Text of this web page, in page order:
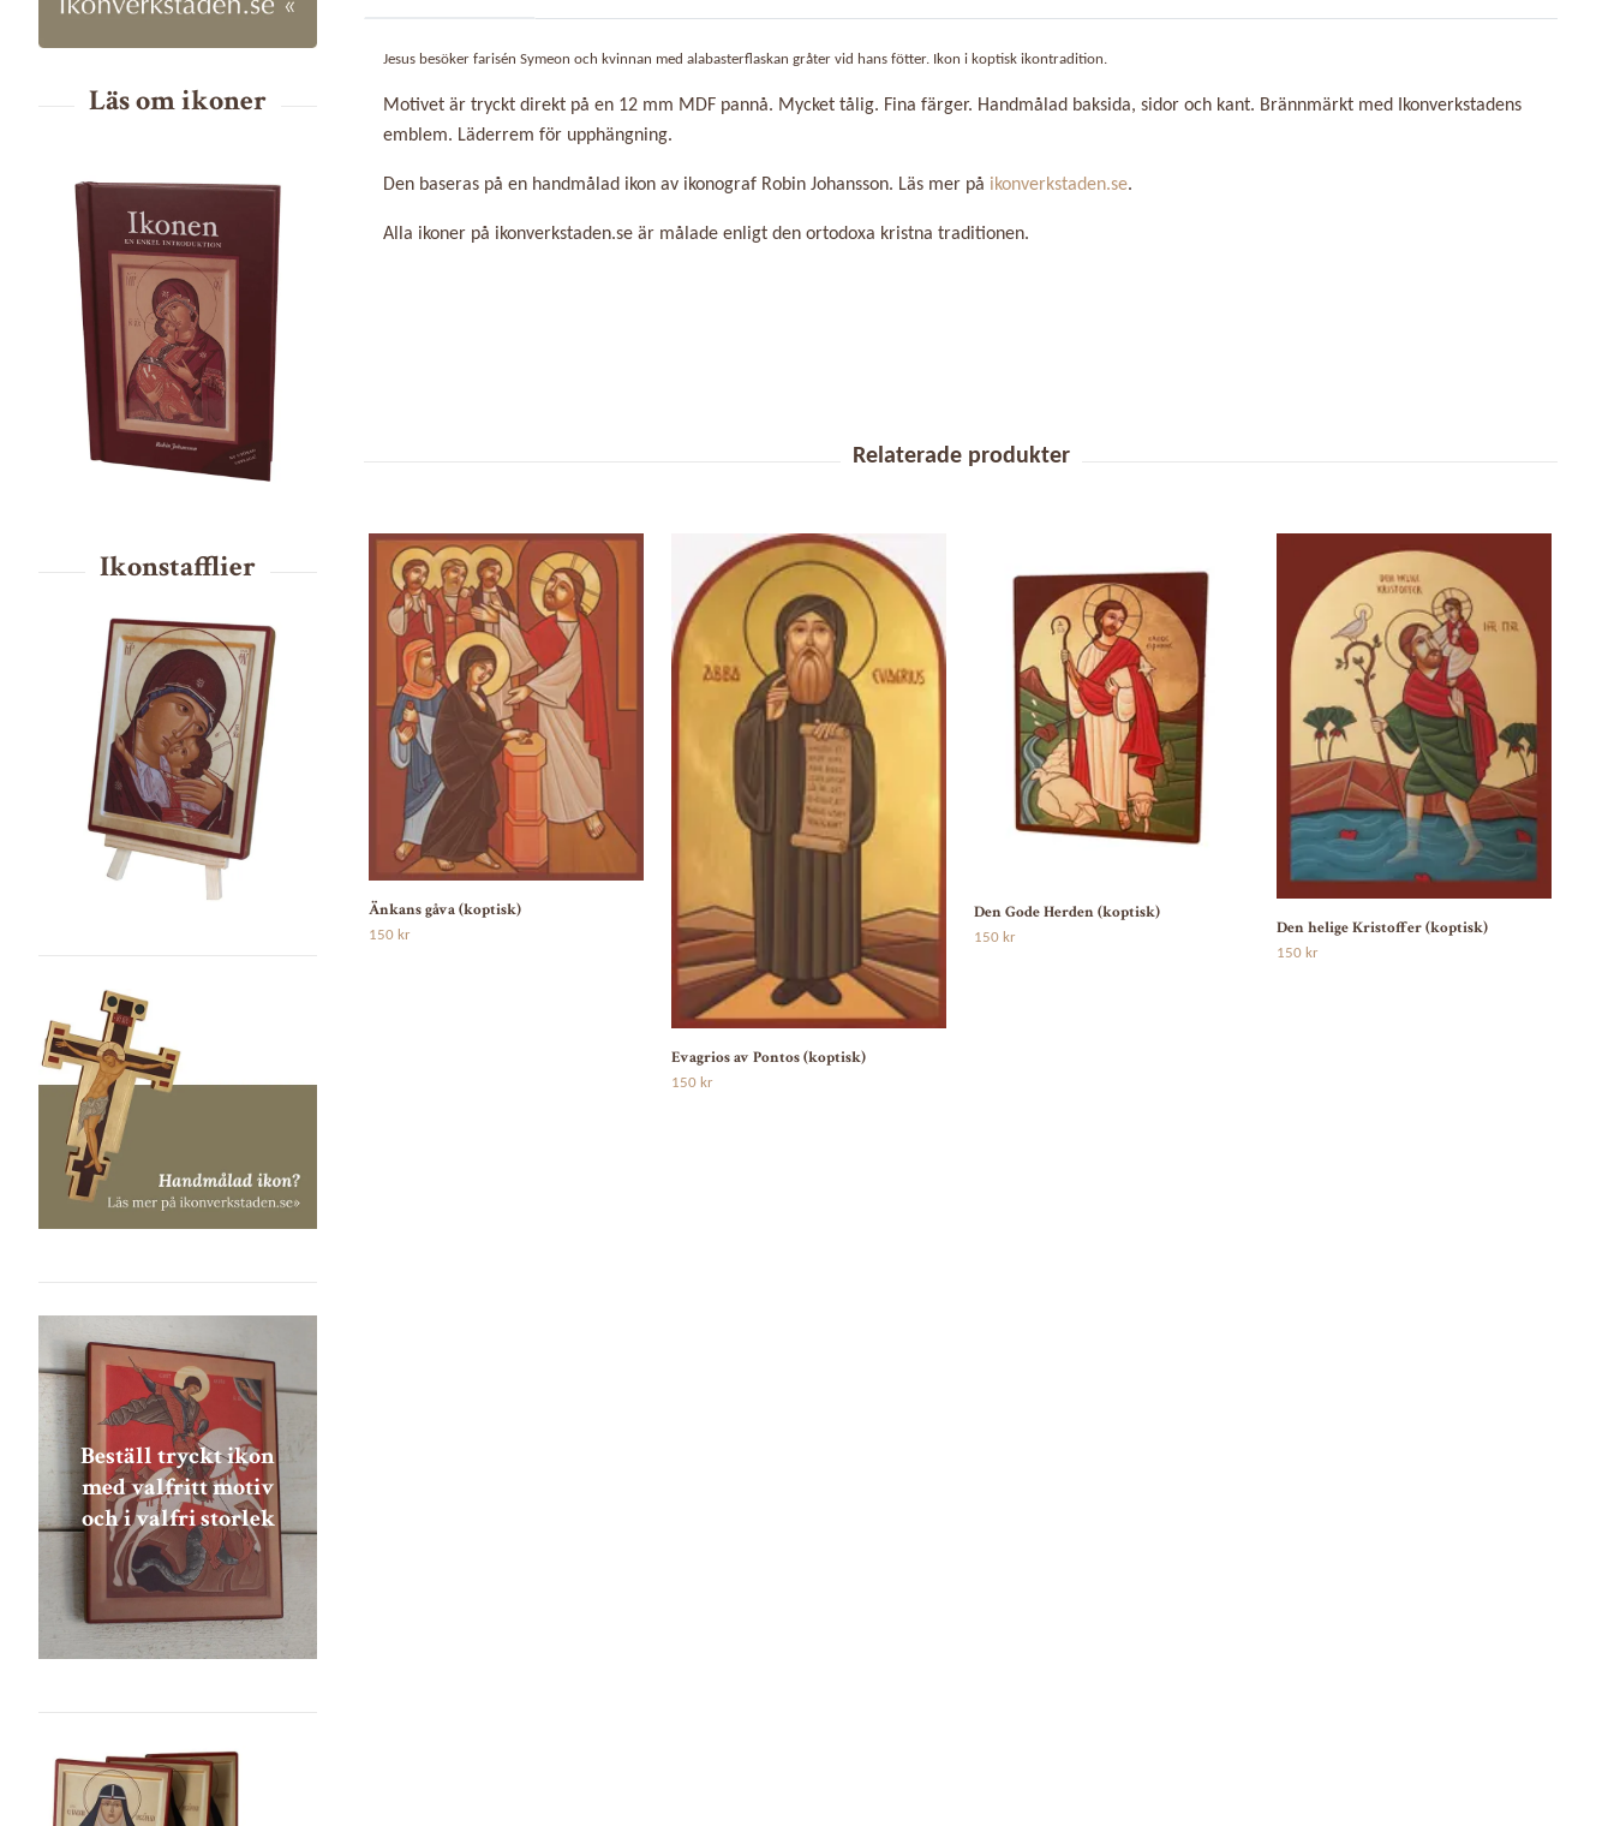
Beställ tryckt ikon
med valfritt motiv
och i valfri storlek
Jesus besöker farisén Symeon och kvinnan med alabasterflaskan gråter vid hans fötter. Ikon i koptisk ikontradition.
Motivet är tryckt direkt på en 12 mm MDF pannå. Mycket tålig. Fina färger. Handmålad baksida, sidor och kant. Brännmärkt med Ikonverkstadens
emblem. Läderrem för upphängning.
Den baseras på en handmålad ikon av ikonograf Robin Johansson. Läs mer på ikonverkstaden.se.
Alla ikoner på ikonverkstaden.se är målade enligt den ortodoxa kristna traditionen.
Änkans gåva (koptisk)
150 kr
Evagrios av Pontos (koptisk)
150 kr
Den Gode Herden (koptisk)
150 kr Den helige Kristoffer (koptisk)
150 kr